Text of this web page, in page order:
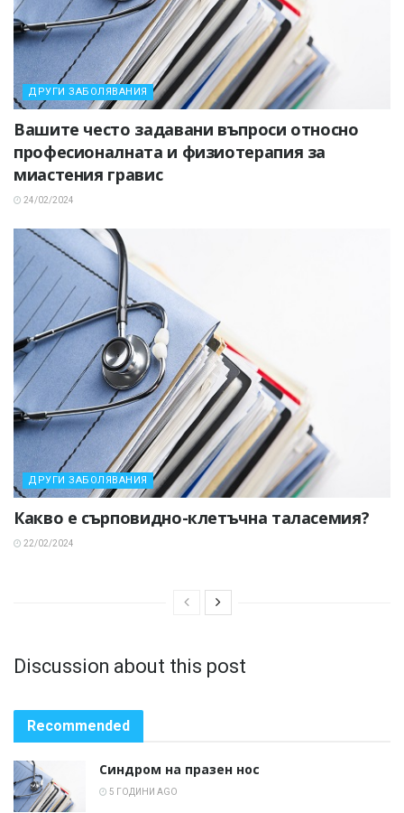
ДРУГИ ЗАБОЛЯВАНИЯ
Вашите често задавани въпроси относно
професионалната и физиотерапия за
миастения гравис
24/02/2024
ДРУГИ ЗАБОЛЯВАНИЯ
Какво е сърповидно-клетъчна таласемия?
22/02/2024
Discussion about this post
Recommended
Синдром на празен нос
5 ГОДИНИ AGO